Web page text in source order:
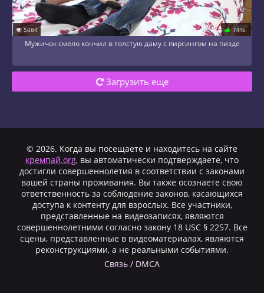
5084 74%
Мужичок смело кончил в толстую даму с пирсингом на пизде
Загрузить еще
© 2026. Когда вы посещаете и находитесь на сайте
кремпай.org, вы автоматически подтверждаете, что
достигли совершеннолетия в соответствии с законами
вашей страны проживания. Вы также осознаете свою
ответственность за соблюдение законов, касающихся
доступа к контенту для взрослых. Все участники,
представленные на видеозаписях, являются
совершеннолетними согласно закону 18 USC § 2257. Все
сцены, представленные в видеоматериалах, являются
реконструкциями, а не реальными событиями.
Cвязь / DMCA